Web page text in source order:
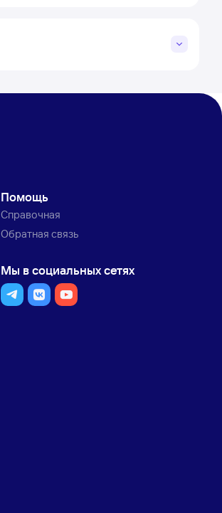
Помощь
Справочная
Обратная связь
Мы в социальных сетях